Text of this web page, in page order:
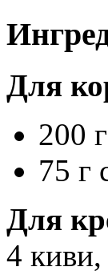
Для
200
75 г
Для
4 киви,